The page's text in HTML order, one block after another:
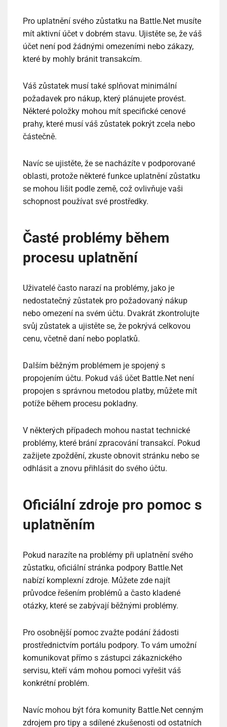
Pro uplatnění svého zůstatku na Battle.Net musíte
mít aktivní účet v dobrém stavu. Ujistěte se, že váš
účet není pod žádnými omezeními nebo zákazy,
které by mohly bránit transakcím.
Váš zůstatek musí také splňovat minimální
požadavek pro nákup, který plánujete provést.
Některé položky mohou mít specifické cenové
prahy, které musí váš zůstatek pokrýt zcela nebo
částečně.
Navíc se ujistěte, že se nacházíte v podporované
oblasti, protože některé funkce uplatnění zůstatku
se mohou lišit podle země, což ovlivňuje vaši
schopnost používat své prostředky.
Časté problémy během
procesu uplatnění
Uživatelé často narazí na problémy, jako je
nedostatečný zůstatek pro požadovaný nákup
nebo omezení na svém účtu. Dvakrát zkontrolujte
svůj zůstatek a ujistěte se, že pokrývá celkovou
cenu, včetně daní nebo poplatků.
Dalším běžným problémem je spojený s
propojením účtu. Pokud váš účet Battle.Net není
propojen s správnou metodou platby, můžete mít
potíže během procesu pokladny.
V některých případech mohou nastat technické
problémy, které brání zpracování transakcí. Pokud
zažijete zpoždění, zkuste obnovit stránku nebo se
odhlásit a znovu přihlásit do svého účtu.
Oficiální zdroje pro pomoc s
uplatněním
Pokud narazíte na problémy při uplatnění svého
zůstatku, oficiální stránka podpory Battle.Net
nabízí komplexní zdroje. Můžete zde najít
průvodce řešením problémů a často kladené
otázky, které se zabývají běžnými problémy.
Pro osobnější pomoc zvažte podání žádosti
prostřednictvím portálu podpory. To vám umožní
komunikovat přímo s zástupci zákaznického
servisu, kteří vám mohou pomoci vyřešit váš
konkrétní problém.
Navíc mohou být fóra komunity Battle.Net cenným
zdrojem pro tipy a sdílené zkušenosti od ostatních